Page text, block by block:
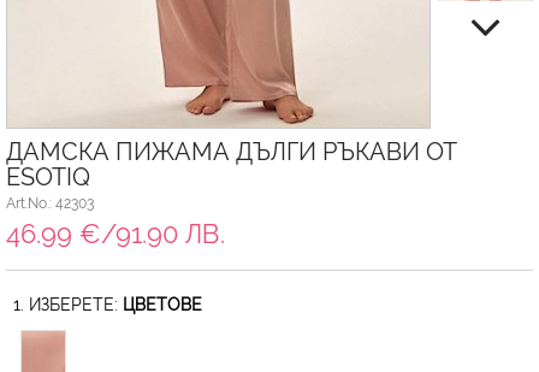
ДАМСКА ПИЖАМА ДЪЛГИ РЪКАВИ ОТ
ESOTIQ
Art.No.: 42303
46.99 €/91.90 ЛВ.
1. ИЗБЕРЕТЕ: ЦВЕТОВЕ